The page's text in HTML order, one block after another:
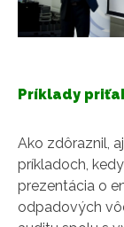
Príklady
Ako zdôraznil,
príkladoch,
prezentácia o
odpadových